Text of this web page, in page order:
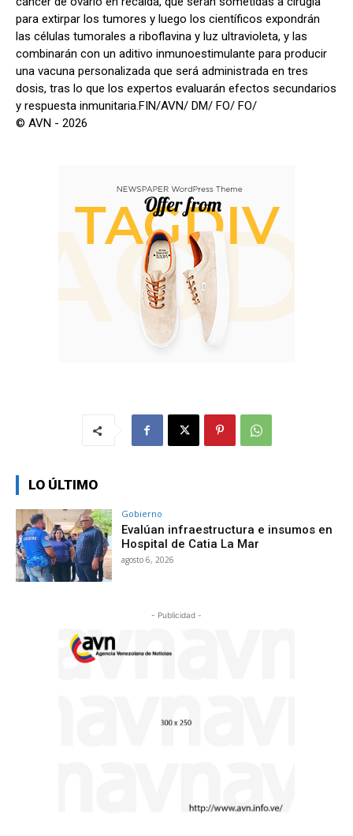
para extirpar los tumores y luego los científicos expondrán
las células tumorales a riboflavina y luz ultravioleta, y las
combinarán con un aditivo inmunoestimulante para producir
una vacuna personalizada que será administrada en tres
dosis, tras lo que los expertos evaluarán efectos secundarios
y respuesta inmunitaria.FIN/AVN/ DM/ FO/ FO/
© AVN - 2026
LO ÚLTIMO
Gobierno
Evalúan infraestructura e insumos en
Hospital de Catia La Mar
agosto 6, 2026
- Publicidad -